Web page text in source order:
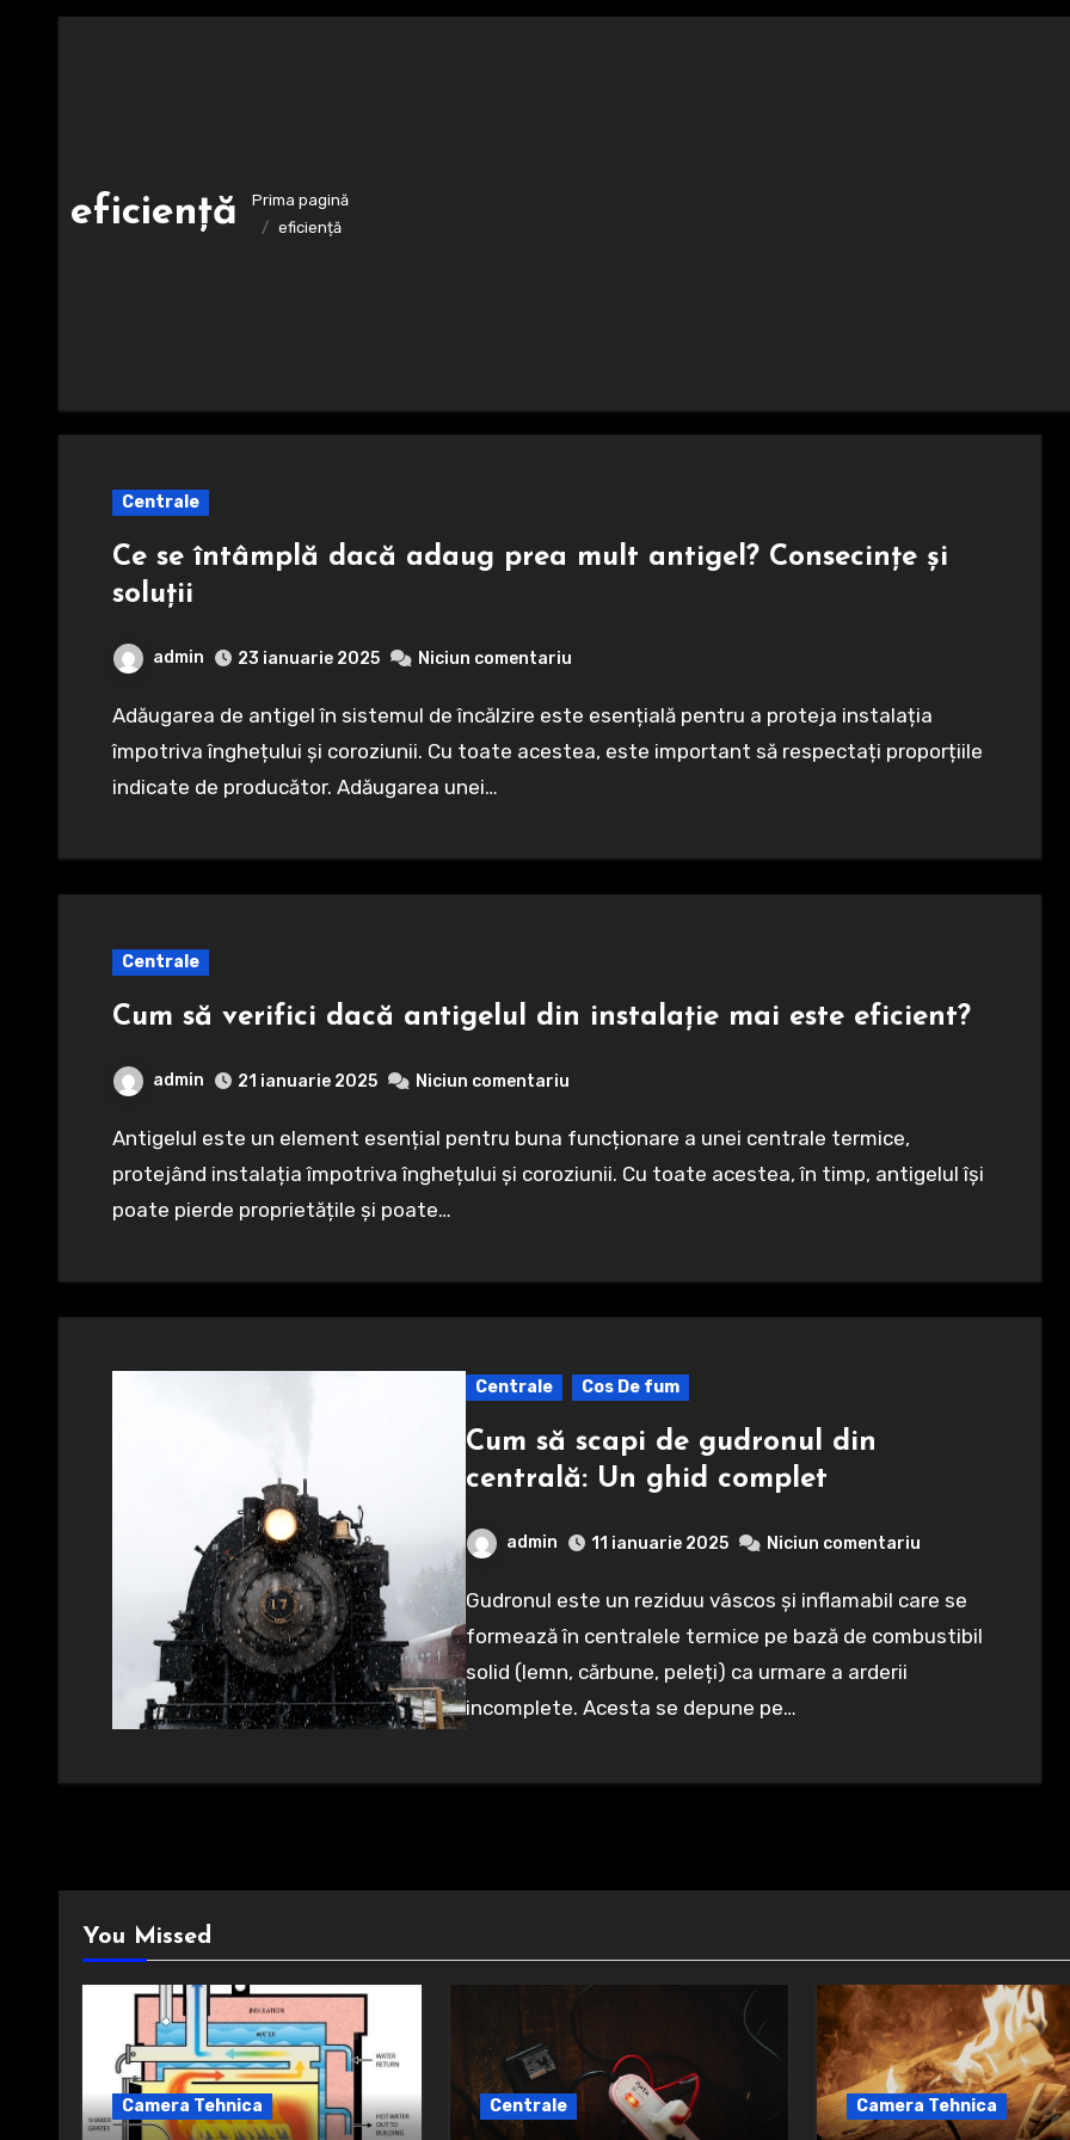
eficiență
Prima pagină
eficiență
Centrale
Ce se întâmplă dacă adaug prea mult antigel? Consecințe și
soluții
admin 23 ianuarie 2025 Niciun comentariu
Adăugarea de antigel în sistemul de încălzire este esențială pentru a proteja instalația
împotriva înghețului și coroziunii. Cu toate acestea, este important să respectați proporțiile
indicate de producător. Adăugarea unei…
Centrale
Cum să verifici dacă antigelul din instalație mai este eficient?
admin 21 ianuarie 2025 Niciun comentariu
Antigelul este un element esențial pentru buna funcționare a unei centrale termice,
protejând instalația împotriva înghețului și coroziunii. Cu toate acestea, în timp, antigelul își
poate pierde proprietățile și poate…
Centrale Cos De fum
Cum să scapi de gudronul din
centrală: Un ghid complet
admin 11 ianuarie 2025 Niciun comentariu
Gudronul este un reziduu vâscos și inflamabil care se
formează în centralele termice pe bază de combustibil
solid (lemn, cărbune, peleți) ca urmare a arderii
incomplete. Acesta se depune pe…
You Missed
Camera Tehnica Centrale Camera Tehnica